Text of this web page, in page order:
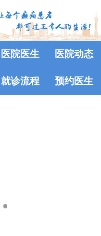
医院医生 医院动态
就诊流程 预约医生